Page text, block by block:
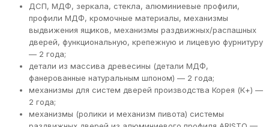
ДСП, МДФ, зеркала, стекла, алюминиевые профили,
профили МДФ, кромочные материалы, механизмы
выдвижения ящиков, механизмы раздвижных/распашных
дверей, функциональную, крепежную и лицевую фурнитуру
— 2 года;
детали из массива древесины (детали МДФ,
фанерованные натуральным шпоном) — 2 года;
механизмы для систем дверей производства Корея (К+) —
2 года;
механизмы (ролики и механизм пивота) системы